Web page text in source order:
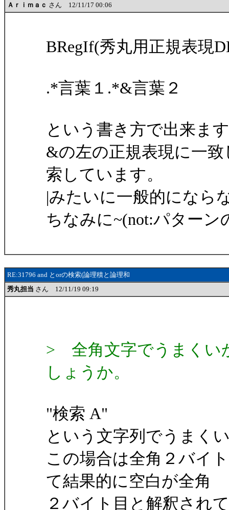
Ａｒｉｍａｃ さん 12/11/17 00:06
BRegIf(秀丸用正規表現
.*言葉１.*&言葉２
という書き方で出来ま
&の左の正規表現に一
索しています。
|みたいに一般的になら
ちなみに~(not:パター
RE:31796 and とorの検索(論理積と論理和
秀丸担当 さん 12/11/19 09:19
> 全角文字でうまくい
しょうか。
"検索 A"
という文字列でうまく
この場合は全角２バイ
て結果的に空白が全角
２バイト目と解釈され